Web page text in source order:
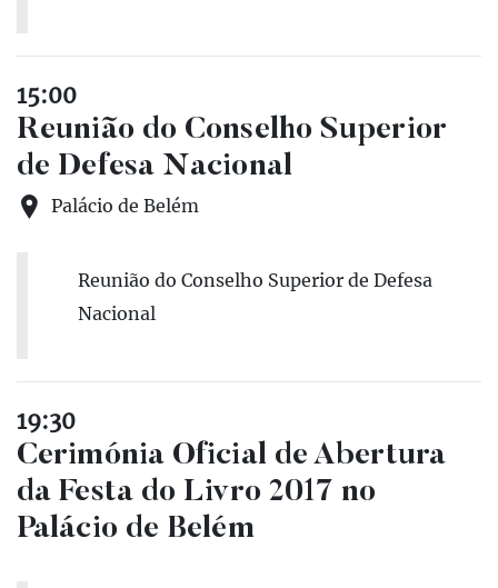
15:00
Reunião do Conselho Superior
de Defesa Nacional
Palácio de Belém
Reunião do Conselho Superior de Defesa
Nacional
19:30
Cerimónia Oficial de Abertura
da Festa do Livro 2017 no
Palácio de Belém